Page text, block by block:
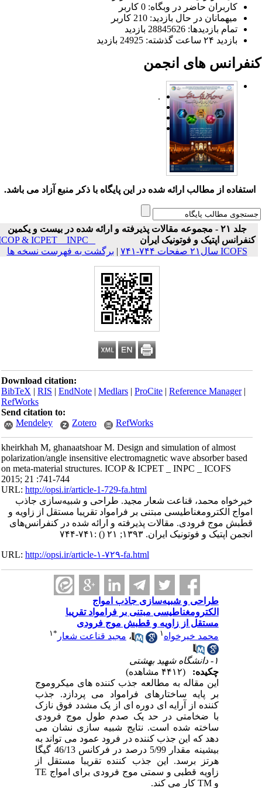
کاربران حاضر در وبگاه: 0 کاربر
میهمانان در حال بازدید: 210 کاربر
تمام بازدید‌ها: 28845626 بازدید
بازدید ۲۴ ساعت گذشته: 24925 بازدید
های انجمن
.
استفاده از مطالب ارائه شده در این پایگاه با ذکر منبع آزاد می باشد.
جلد ۲۱ - مجموعه مقالات پذیرفته و ارائه شده در بیست و یکمین
کنفرانس اپتیک و فوتونیک ایران
ICOP & ICPET _ INPC _
ICOFS سال۲۱ صفحات ۷۴۴-۷۴۱
|برگشت به فهرست نسخه ها
Download citation:
BibTeX|RIS|EndNote|Medlars|ProCite|Reference Manager
RefWorks
Send citation to:
Mendeley
Zotero RefWorks
kheirkhah M, ghanaatshoar M. Design and simulation of almost
polarization/angle insensitive electromagnetic wave absorber based
on meta-material structures. ICOP & ICPET _ INPC _ ICOFS
2015; 21 :741-744
URL:http://opsi.ir/article-1-729-fa.html
خیرخواه محمد، قناعت شعار مجید. طراحی و شبیه‌سازی جاذب
امواج الکترومغناطیسی مبتنی بر فرامواد تقریبا مستقل از زاویه و
قطبش موج فرودی. مقالات پذیرفته و ارائه شده در کنفرانس‌های
انجمن اپتیک و فوتونیک ایران. ۱۳۹۳; ۲۱
() :۷۴۱-۷۴۴
URL:http://opsi.ir/article-۱-۷۲۹-fa.html
طراحی و شبیه‌سازی جاذب امواج
الکترومغناطیسی مبتنی بر فرامواد تقریبا
مستقل از زاویه و قطبش موج فرودی
محمد خیرخواه۱ ،مجید قناعت شعار* ۱
چکیده:
این مقاله به مطالعه جذب کننده های میکروموج
بر پایه ساختارهای فرامواد می پردازد. جذب
کننده از آرایه ای دوره ای از یک مشدد فوق نازک
با ضخامتی در حد یک صدم طول موج فرودی
ساخته شده است. نتایج شبیه سازی نشان می
دهد که این جذب کننده در فرود عمود می تواند به
بیشینه مقدار 5/99 درصد در فرکانس 46/13 گیگا
هرتز برسد. این جذب کننده تقریبا مستقل از
زاویه قطبی و سمتی موج فرودی برای امواج TE